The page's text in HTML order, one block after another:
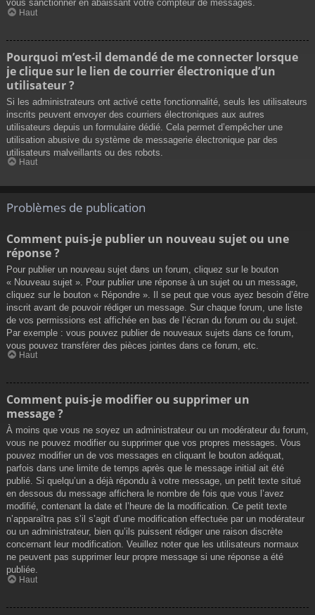
vous sanctionner en abaissant votre compteur de messages.
Haut
Pourquoi m’est-il demandé de me connecter lorsque
je clique sur le lien de courrier électronique d’un
utilisateur ?
Si les administrateurs ont activé cette fonctionnalité, seuls les utilisateurs
inscrits peuvent envoyer des courriers électroniques aux autres
utilisateurs depuis un formulaire dédié. Cela permet d’empêcher une
utilisation abusive du système de messagerie électronique par des
utilisateurs malveillants ou des robots.
Haut
Problèmes de publication
Comment puis-je publier un nouveau sujet ou une
réponse ?
Pour publier un nouveau sujet dans un forum, cliquez sur le bouton
« Nouveau sujet ». Pour publier une réponse à un sujet ou un message,
cliquez sur le bouton « Répondre ». Il se peut que vous ayez besoin d’être
inscrit avant de pouvoir rédiger un message. Sur chaque forum, une liste
de vos permissions est affichée en bas de l’écran du forum ou du sujet.
Par exemple : vous pouvez publier de nouveaux sujets dans ce forum,
vous pouvez transférer des pièces jointes dans ce forum, etc.
Haut
Comment puis-je modifier ou supprimer un
message ?
À moins que vous ne soyez un administrateur ou un modérateur du forum,
vous ne pouvez modifier ou supprimer que vos propres messages. Vous
pouvez modifier un de vos messages en cliquant le bouton adéquat,
parfois dans une limite de temps après que le message initial ait été
publié. Si quelqu’un a déjà répondu à votre message, un petit texte situé
en dessous du message affichera le nombre de fois que vous l’avez
modifié, contenant la date et l’heure de la modification. Ce petit texte
n’apparaîtra pas s’il s’agit d’une modification effectuée par un modérateur
ou un administrateur, bien qu’ils puissent rédiger une raison discrète
concernant leur modification. Veuillez noter que les utilisateurs normaux
ne peuvent pas supprimer leur propre message si une réponse a été
publiée.
Haut